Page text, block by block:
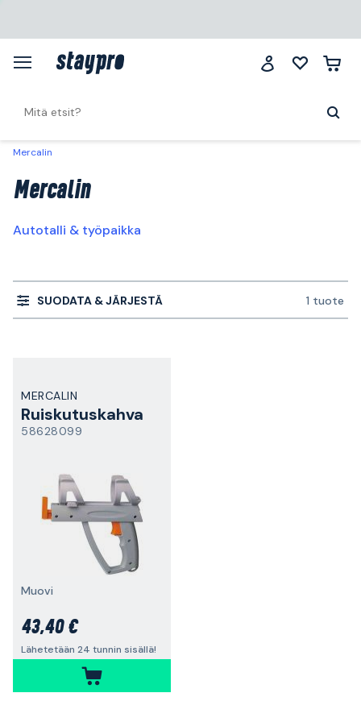
Mercalin
Mercalin
Autotalli & työpaikka
SUODATA & JÄRJESTÄ 1 tuote
MERCALIN
Ruiskutuskahva
58628099
Muovi
43,40 €
Lähetetään 24 tunnin sisällä!